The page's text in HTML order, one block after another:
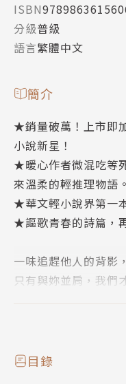
ISBN
分級普級
語言繁體中文
簡介
★銷量破萬！上市即
小說新星！
★暖心作者微混吃等
來溫柔的輕推理物語。
★華文輕小說界第一
★謳歌青春的詩篇
一味追趕他人的背影
只有與妳並肩，我們
「這個世界上，哪來
循著線索一路找尋，
也終於明白了這趟旅
目錄